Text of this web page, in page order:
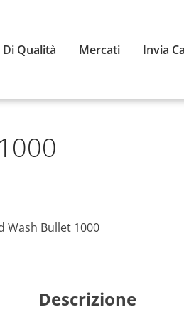
Qualità Mercati Invia
Wash Bullet 1000
Descrizione